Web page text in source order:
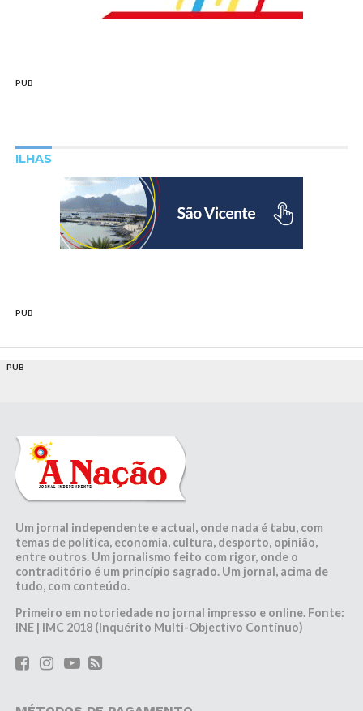
PUB
ILHAS
PUB
PUB
Um jornal independente e actual, onde nada é tabu, com
temas de política, economia, cultura, desporto, opinião,
entre outros. Um jornalismo feito com rigor, onde o
contraditório é um princípio sagrado. Um jornal, acima de
tudo, com conteúdo.
Primeiro em notoriedade no jornal impresso e online. Fonte:
INE | IMC 2018 (Inquérito Multi-Objectivo Contínuo)